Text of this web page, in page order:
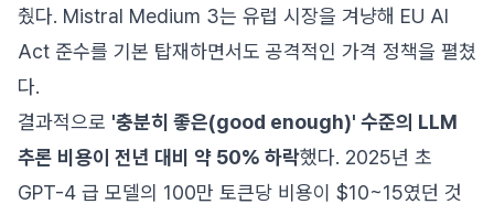
췄다. Mistral Medium 3는 유럽 시장을 겨냥해 EU AI
Act 준수를 기본 탑재하면서도 공격적인 가격 정책을 펼쳤
다.
결과적으로 '충분히 좋은(good enough)' 수준의 LLM
추론 비용이 전년 대비 약 50% 하락했다. 2025년 초
GPT-4 급 모델의 100만 토큰당 비용이 $10~15였던 것